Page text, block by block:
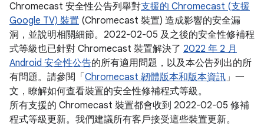
Chromecast 安全性公告列舉對支援的 Chromecast (支援
Google TV) 裝置 (Chromecast 裝置) 造成影響的安全漏
洞，並說明相關細節。2022-02-05 及之後的安全性修補程
式等級也已針對 Chromecast 裝置解決了 2022 年 2 月
Android 安全性公告的所有適用問題，以及本公告列出的所
有問題。請參閱「 Chromecast 韌體版本和版本資訊」一
文，瞭解如何查看裝置的安全性修補程式等級。
所有支援的 Chromecast 裝置都會收到 2022-02-05 修補
程式等級更新。我們建議所有客戶接受這些裝置更新。